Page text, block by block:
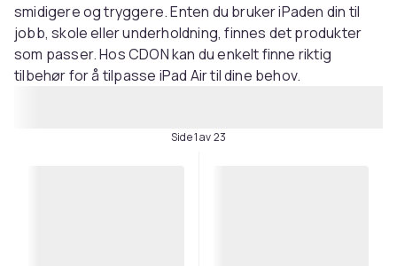
smidigere og tryggere. Enten du bruker iPaden din til
jobb, skole eller underholdning, finnes det produkter
som passer. Hos CDON kan du enkelt finne riktig
tilbehør for å tilpasse iPad Air til dine behov.
Side 1 av 23